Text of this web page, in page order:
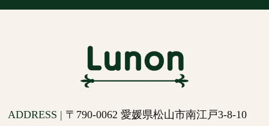
ADDRESS | 〒790-0062 愛媛県松山市南江戸3-8-10